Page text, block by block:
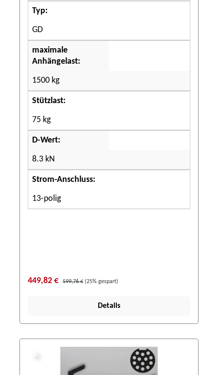
Typ:
GD
maximale
Anhängelast:
1500 kg
Stützlast:
75 kg
D-Wert:
8.3 kN
Strom-Anschluss:
13-polig
449,82 € 599,76 € (25% gespart)
Details